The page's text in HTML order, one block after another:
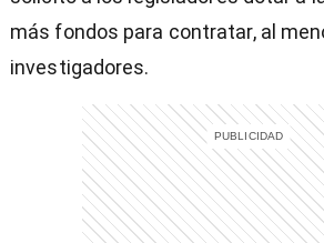
más fondos para contratar, al
investigadores.